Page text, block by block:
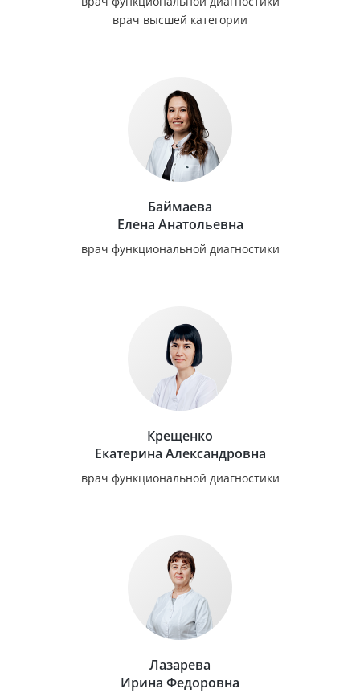
врач высшей категории
Баймаева
Елена Анатольевна
врач функциональной диагностики
Крещенко
Екатерина Александровна
врач функциональной диагностики
Лазарева
Ирина Федоровна